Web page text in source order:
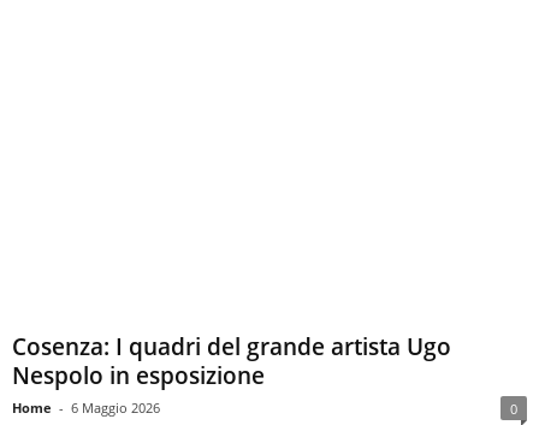
Cosenza: I quadri del grande artista Ugo
Nespolo in esposizione
Home - 6 Maggio 2026 0